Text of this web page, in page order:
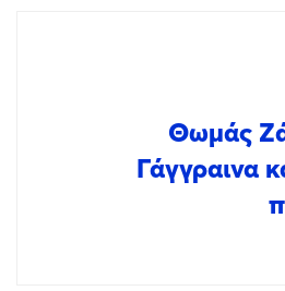
Θωμάς
Γάγγραινα